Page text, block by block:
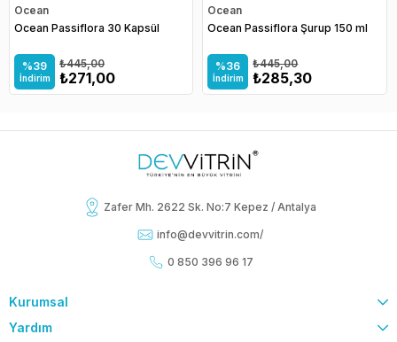
Ocean
Ocean Passiflora 30 Kapsül
%39
İndirim ₺271,00
₺445,00
Ocean
Ocean Passiflora Şurup 150 ml
%36
İndirim ₺285,30
₺445,00
Zafer Mh. 2622 Sk. No:7 Kepez / Antalya
info@devvitrin.com/
0 850 396 96 17
Kurumsal
Yardım